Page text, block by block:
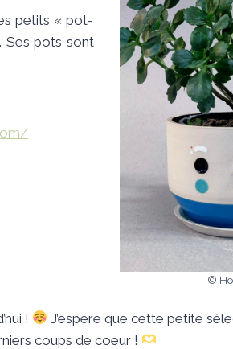
petits « pot-
Ses pots sont
©
!
J’espère que cette petite
coups de coeur !